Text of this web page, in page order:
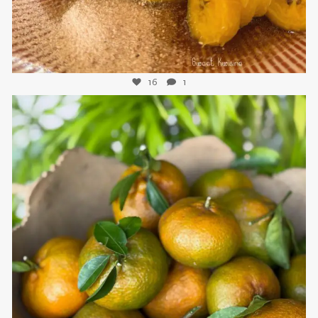
des Etats-Unis, j’avais envie d’essayer de faire une tarte aux noix
de pécan. Non pas que ce soit extraordinairement difficile mais,
ça avait …